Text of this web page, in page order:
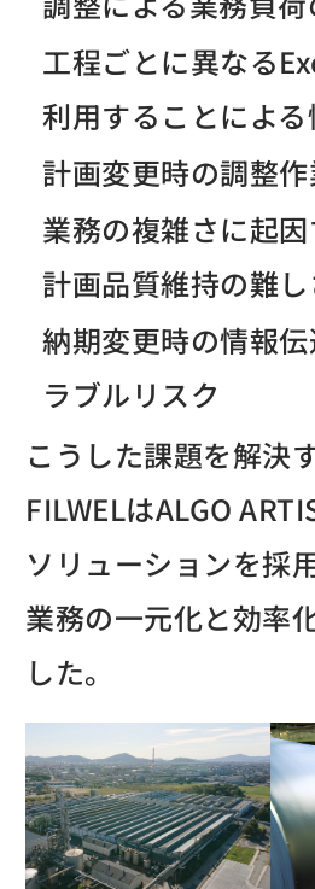
工程ごとに異なる
利用することによ
計画変更時の調整
業務の複雑さに起
計画品質維持の難し
納期変更時の情報
ラブルリスク
こうした課題を解決
FILWELはALGO
ソリューションを採
業務の一元化と効率
した。